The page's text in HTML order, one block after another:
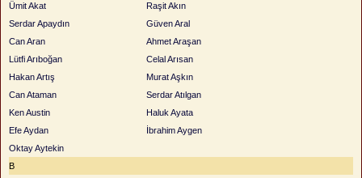
Ümit Akat
Raşit Akın
Serdar Apaydın
Güven Aral
Can Aran
Ahmet Araşan
Lütfi Arıboğan
Celal Arısan
Hakan Artış
Murat Aşkın
Can Ataman
Serdar Atılgan
Ken Austin
Haluk Ayata
Efe Aydan
İbrahim Aygen
Oktay Aytekin
B